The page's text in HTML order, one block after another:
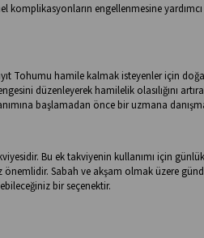
komplikasyonların engellenmesine
Tohumu hamile kalmak isteyenler için
düzenleyerek hamilelik olasılığını
başlamadan önce bir uzmana
Bu ek takviyenin kullanımı için
Sabah ve akşam olmak üzere
bir seçenektir.